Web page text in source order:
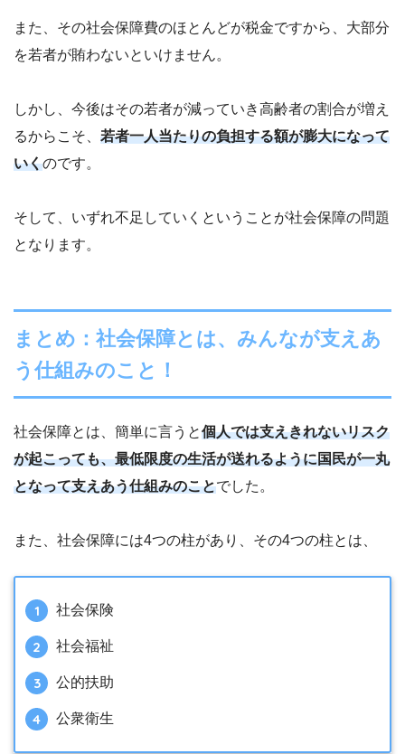
また、その社会保障費のほとんどが税金ですから、大部分
を若者が賄わないといけません。
しかし、今後はその若者が減っていき高齢者の割合が増え
るからこそ、 若者一人当たりの負担する額が膨大になって
いくのです。
そして、いずれ不足していくということが社会保障の問題
となります。
まとめ：社会保障とは、みんなが支えあ
う仕組みのこと！
社会保障とは、簡単に言うと個人では支えきれないリスク
が起こっても、最低限度の生活が送れるように国民が一丸
となって支えあう仕組みのことでした。
また、社会保障には4つの柱があり、その4つの柱とは、
社会保険
社会福祉
公的扶助
公衆衛生